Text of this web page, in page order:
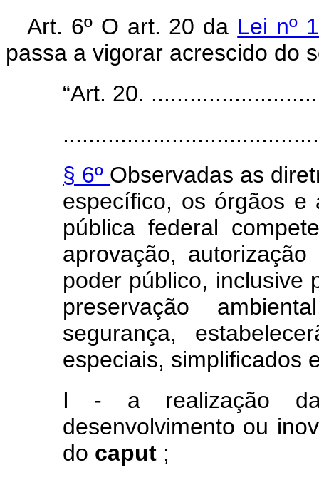
Art. 6º O art. 20 da Lei nº
passa a vigorar acrescido do
“Art. 20.
§ 6º Observadas as
específico, os órgãos e
pública federal
aprovação,
poder público, inclusive
preservação
segurança,
especiais, simplificados
I - a realização
desenvolvimento ou
do caput ;